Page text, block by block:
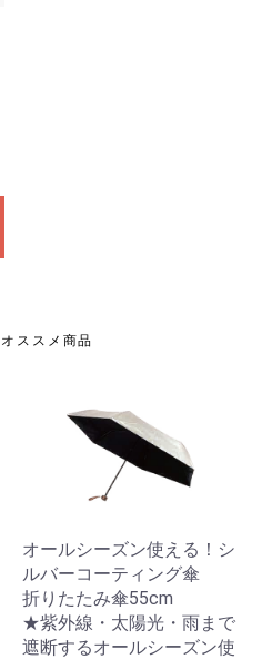
オススメ商品
オールシーズン使える！シ
ルバーコーティング傘
折りたたみ傘55cm
★紫外線・太陽光・雨まで
遮断するオールシーズン使